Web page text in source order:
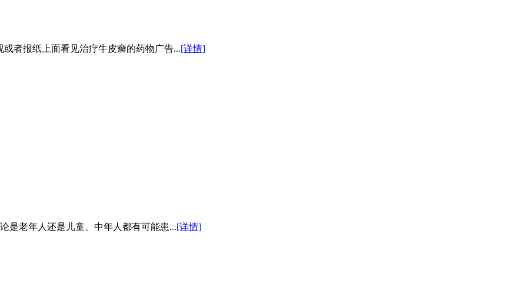
者报纸上面看见治疗牛皮癣的药物广告...[详情]
是老年人还是儿童、中年人都有可能患...[详情]